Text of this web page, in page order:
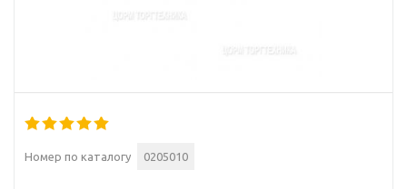
Номер по каталогу 0205010